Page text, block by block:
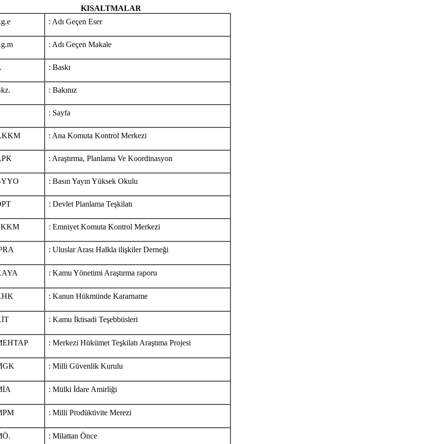
KISALTMALAR
: Adı Geçen Eser
: Adı Geçen Makale
: Baskı
: Bakınız
: Sayfa
: Ana Komuta Kontrol Merkezi
: Araştırma, Planlama Ve Koordinasyon
: Basın Yayın Yüksek Okulu
: Devlet Planlama Teşkilatı
: Emniyet Komuta Kontrol Merkezi
: Uluslar Arası Halkla ilişkiler Derneği
: Kamu Yönetimi Araştırma raporu
: Kanun Hükmünde Kararname
: Kamu İktisadi Teşebbüsleri
: Merkezi Hükümet Teşkilatı Araştıma Projesi
: Milli Güvenlik Kurulu
: Mülki İdare Amirliği
: Milli Prodüktivite Merezi
: Milattan Önce